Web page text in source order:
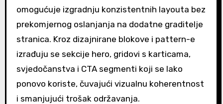
omogućuje izgradnju konzistentnih layouta bez
prekomjernog oslanjanja na dodatne graditelje
stranica. Kroz dizajnirane blokove i pattern-e
izrađuju se sekcije hero, gridovi s karticama,
svjedočanstva i CTA segmenti koji se lako
ponovo koriste, čuvajući vizualnu koherentnost
i smanjujući trošak održavanja.